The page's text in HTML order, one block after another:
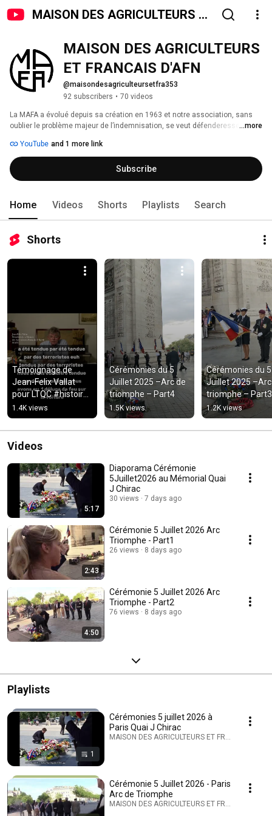
MAISON DES AGRICULTEURS ET
MAISON DES AGRICULTEURS
ET FRANCAIS D'AFN
@maisondesagriculteursetfra353
92 subscribers • 70 videos
La MAFA a évolué depuis sa création en 1963 et notre association, sans
oublier le problème majeur de l’indemnisation, se veut défenderesse de
d'Algérie ont subies
...more
YouTube and 1 more link
Subscribe
Home Videos Shorts Playlists Search
Shorts
Témoignage de
Jean-Felix Vallat
pour LTQC #histoire
#guerre #interview
#piedsnoir #history
#algerie
1.4K views
Cérémonies du 5
Juillet 2025 –Arc de
triomphe – Part4
1.5K views
Cérémonies du 5
Juillet 2025
triomphe – Part3
1.2K views
Videos
5:17
Diaporama Cérémonie
5Juillet2026 au Mémorial Quai
J Chirac
30 views 7 days ago
2:43
Cérémonie 5 Juillet 2026 Arc
Triomphe - Part1
26 views 8 days ago
4:50
Cérémonie 5 Juillet 2026 Arc
Triomphe - Part2
76 views 8 days ago
Playlists
1
Cérémonies 5 juillet 2026 à
Paris Quai J Chirac
MAISON DES AGRICULTEURS ET FRANCAIS
Cérémonie 5 Juillet 2026 - Paris
Arc de Triomphe
MAISON DES AGRICULTEURS ET FRANCAIS